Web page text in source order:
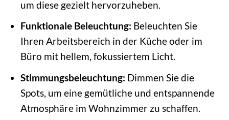
um diese gezielt hervorzuheben.
Funktionale Beleuchtung: Beleuchten Sie
Ihren Arbeitsbereich in der Küche oder im
Büro mit hellem, fokussiertem Licht.
Stimmungsbeleuchtung: Dimmen Sie die
Spots, um eine gemütliche und entspannende
Atmosphäre im Wohnzimmer zu schaffen.